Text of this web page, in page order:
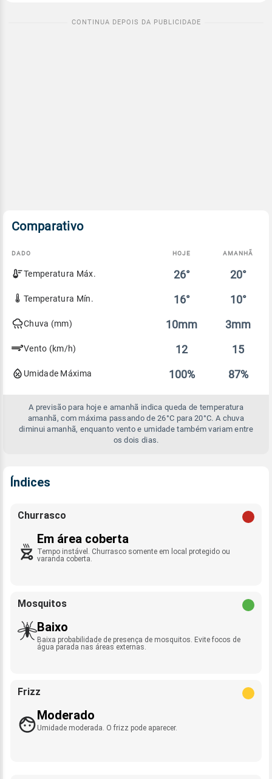
Comparativo
Comparativo
entre
previsão
hoje
DADO HOJE AMANHÃ
Temperatura Máx. 26° 20°
Temperatura Mín. 16° 10°
Chuva (mm) 10mm 3mm
Vento (km/h) 12 15
Umidade Máxima 100% 87%
A previsão para hoje e amanhã indica queda de temperatura
amanhã, com máxima passando de 26°C para 20°C. A chuva
diminui amanhã, enquanto vento e umidade também variam entre
os dois dias.
Índices
Churrasco
Em área coberta
Tempo instável. Churrasco somente em local protegido ou
varanda coberta.
Mosquitos
Baixo
Baixa probabilidade de presença de mosquitos. Evite focos de
água parada nas áreas externas.
Frizz
Moderado
Umidade moderada. O frizz pode aparecer.